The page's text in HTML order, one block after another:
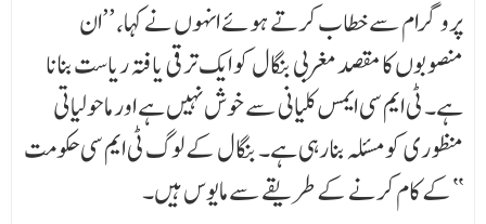
پروگرام سے خطاب کرتے ہوئے انہوں نے کہا، ’’ان
منصوبوں کا مقصد مغربی بنگال کو ایک ترقی یافتہ ریاست بنانا
ہے۔ ٹی ایم سی ایمس کلیانی سے خوش نہیں ہے اور ماحولیاتی
منظوری کو مسئلہ بنا رہی ہے۔ بنگال کے لوگ ٹی ایم سی حکومت
کے کام کرنے کے طریقے سے مایوس ہیں۔‘‘